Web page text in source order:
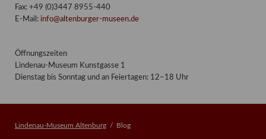
Fax: +49 (0)3447 8955-440
E-Mail: info@altenburger-museen.de
Öffnungszeiten
Lindenau-Museum Kunstgasse 1
Dienstag bis Sonntag und an Feiertagen: 12–18 Uhr
Lindenau-Museum Altenburg Blog